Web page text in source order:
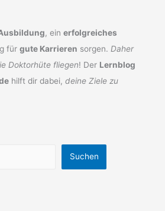
, einerfolgreiches
fürgute Karrieren sorgen.Daher
Doktorhüte fliegen! Der Lernblog
hilft dir dabei,deine Ziele zu
Suchen